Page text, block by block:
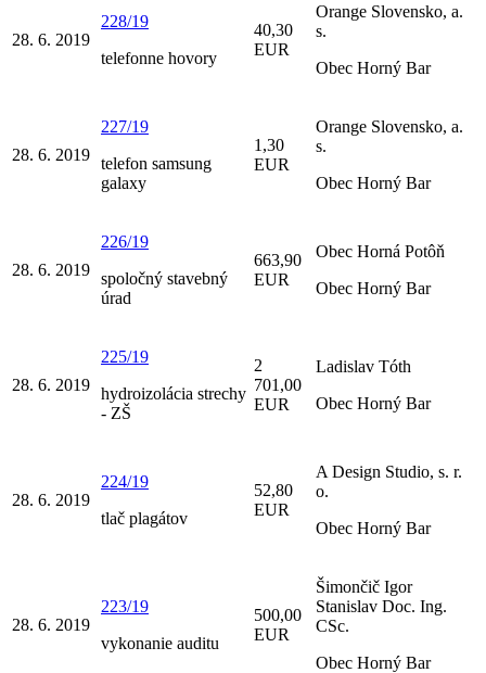
28. 6. 2019
228/19
telefonne hovory
40,30
EUR
Orange Slovensko, a.
s.
Obec Horný Bar
28. 6. 2019
227/19
telefon samsung
galaxy
1,30
EUR
Orange Slovensko, a.
s.
Obec Horný Bar
28. 6. 2019
226/19
spoločný stavebný
úrad
663,90
EUR
Obec Horná Potôň
Obec Horný Bar
28. 6. 2019
225/19
hydroizolácia strechy
- ZŠ
2
701,00
EUR
Ladislav Tóth
Obec Horný Bar
28. 6. 2019
224/19
tlač plagátov
52,80
EUR
A Design Studio, s. r.
o.
Obec Horný Bar
28. 6. 2019
223/19
vykonanie auditu
500,00
EUR
Šimončič Igor
Stanislav Doc. Ing.
CSc.
Obec Horný Bar